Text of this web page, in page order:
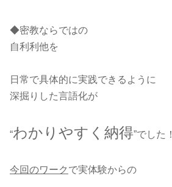
◆密教ならではの
自利利他を
日常で具体的に実践できるように
深掘りした言語化が
“わかりやすく納得”でした！
今回のワーク で実体験からの